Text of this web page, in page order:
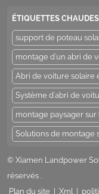
ÉTIQUETTES
support de poteau
montage d'un abri de
Abri de voiture solaire
Système d'abri de
montage paysager sur
Solutions de montage
© Xiamen Landpower
réservés .
Plan du site
Xml